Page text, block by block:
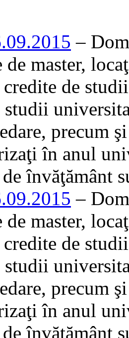
–
master,
de
precum
în anul
învăţământ
–
master,
de
precum
în anul
învăţământ